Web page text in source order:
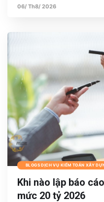
06/ Th8/ 2026
BLOGS DỊCH VỤ KIỂM TOÁN XÂY
Khi nào lập báo
mức 20 tỷ 2026